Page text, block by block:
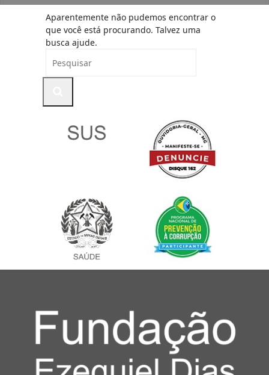
Aparentemente não pudemos encontrar o
que você está procurando. Talvez uma
busca ajude.